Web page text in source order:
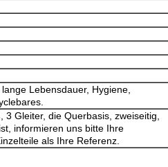
Lebensdauer, Hygiene,
Gleiter, die Querbasis, zweiseitig,
informieren uns bitte Ihre
als Ihre Referenz.